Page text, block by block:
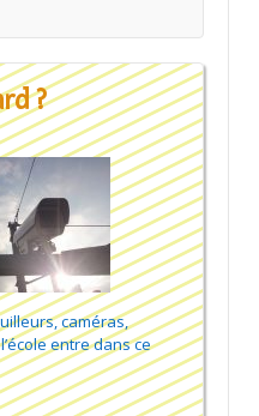
?
caméras,
entre dans ce